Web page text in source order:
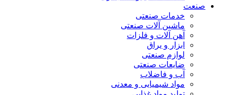
صنعت
خدمات صنعتی
ماشین آلات صنعتی
آهن آلات و فلزات
ابزار و یراق
لوازم صنعتی
ضایعات صنعتی
آب و فاضلاب
مواد شیمیایی و معدنی